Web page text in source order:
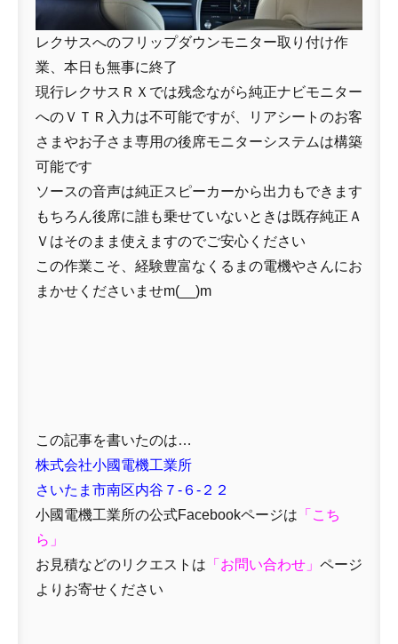
レクサスへのフリップダウンモニター取り付け作
業、本日も無事に終了
現行レクサスＲＸでは残念ながら純正ナビモニター
へのＶＴＲ入力は不可能ですが、リアシートのお客
さまやお子さま専用の後席モニターシステムは構築
可能です
ソースの音声は純正スピーカーから出力もできます
もちろん後席に誰も乗せていないときは既存純正Ａ
Ｖはそのまま使えますのでご安心ください
この作業こそ、経験豊富なくるまの電機やさんにお
まかせくださいませm(__)m
この記事を書いたのは…
株式会社小國電機工業所
さいたま市南区内谷７-６-２２
小國電機工業所の公式Facebookページは 「 こち
ら」
お見積などのリクエストは 「 お問い合わせ 」 ページ
よりお寄せください